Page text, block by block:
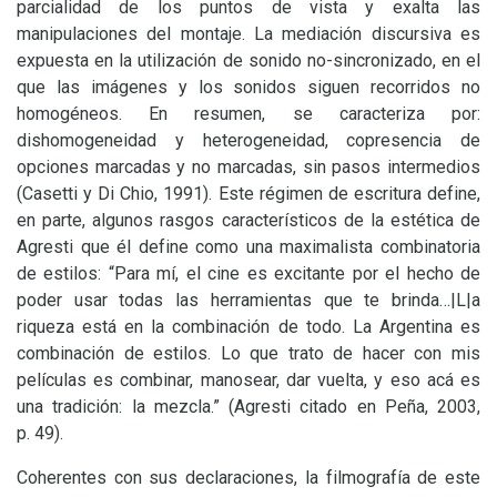
parcialidad de los puntos de vista y exalta las
manipulaciones del montaje. La mediación discursiva es
expuesta en la utilización de sonido no-sincronizado, en el
que las imágenes y los sonidos siguen recorridos no
homogéneos. En resumen, se caracteriza por:
dishomogeneidad y heterogeneidad, copresencia de
opciones marcadas y no marcadas, sin pasos intermedios
(Casetti y Di Chio, 1991). Este régimen de escritura define,
en parte, algunos rasgos característicos de la estética de
Agresti que él define como una maximalista combinatoria
de estilos: “Para mí, el cine es excitante por el hecho de
poder usar todas las herramientas que te brinda…|L|a
riqueza está en la combinación de todo. La Argentina es
combinación de estilos. Lo que trato de hacer con mis
películas es combinar, manosear, dar vuelta, y eso acá es
una tradición: la mezcla.” (Agresti citado en Peña, 2003,
p. 49).
Coherentes con sus declaraciones, la filmografía de este